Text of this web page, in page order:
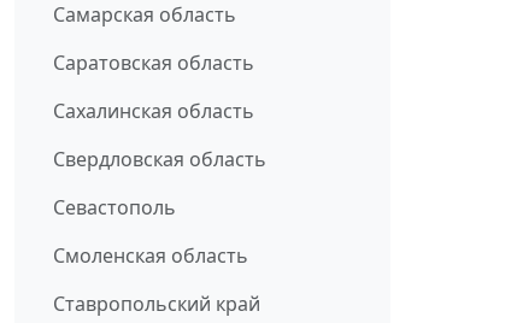
Самарская область
Саратовская область
Сахалинская область
Свердловская область
Севастополь
Смоленская область
Ставропольский край